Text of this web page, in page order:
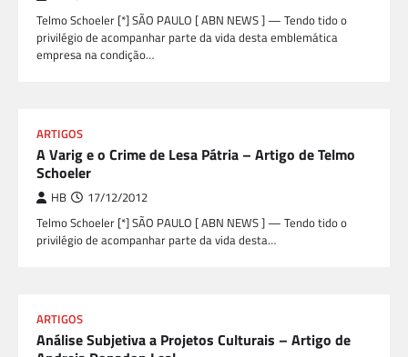
Telmo Schoeler [*] SÃO PAULO [ ABN NEWS ] — Tendo tido o
privilégio de acompanhar parte da vida desta emblemática
empresa na condição…
ARTIGOS
A Varig e o Crime de Lesa Pátria – Artigo de Telmo
Schoeler
HB 17/12/2012
Telmo Schoeler [*] SÃO PAULO [ ABN NEWS ] — Tendo tido o
privilégio de acompanhar parte da vida desta…
ARTIGOS
Análise Subjetiva a Projetos Culturais – Artigo de